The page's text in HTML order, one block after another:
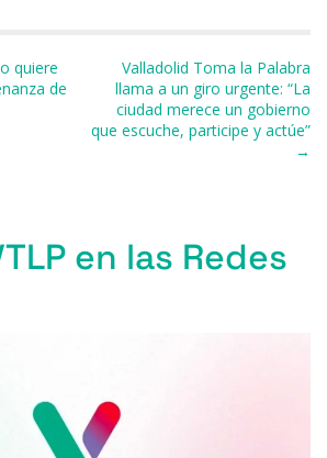
s
m
ti
r
quiere
de
Valladolid Toma la Palabra
llama a un giro urgente: “La
ciudad merece un gobierno
que escuche, participe y actúe”
→
en las Redes